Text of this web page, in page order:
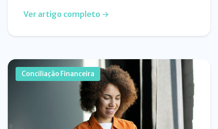
Ver artigo completo →
Conciliação Financeira